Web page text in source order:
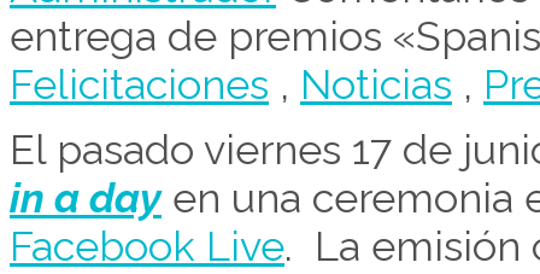
entrega de premios
Felicitaciones , Noticias ,
El pasado viernes 17 de
in a dayen una ceremonia
Facebook Live. La emisión